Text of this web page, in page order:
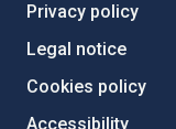
Privacy policy
Legal notice
Cookies policy
Accessibility